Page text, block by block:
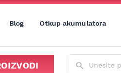
Blog Otkup akumulatora